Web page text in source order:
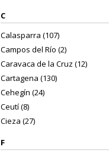
C
Calasparra (107)
Campos del Río (2)
Caravaca de la Cruz (12)
Cartagena (130)
Cehegín (24)
Ceutí (8)
Cieza (27)
F